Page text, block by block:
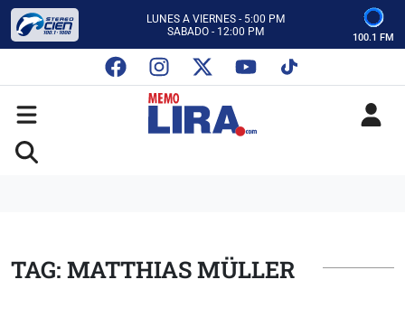
LUNES A VIERNES - 5:00 PM
SABADO - 12:00 PM
CON MEMO LIRA Y SU EQUIPO
LUNES A VIERNES - 5:00 PM
SABADO - 12:00 PM
100.1 FM
TAG: MATTHIAS MÜLLER